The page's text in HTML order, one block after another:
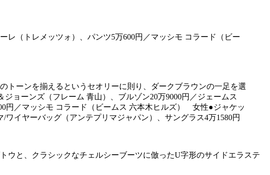
トーンを揃えるというセオリーに則り、ダークブラウンの一足を選
ョーンズ（フレーム 青山）、ブルゾン20万9000円／ジェームス
円／マッシモ コラード（ビームス 六本木ヒルズ） 女性●ジャケッ
ワイヤーバッグ（アンテプリマジャパン）、サングラス4万1580円
ウと、クラシックなチェルシーブーツに倣ったU字形のサイドエラステ